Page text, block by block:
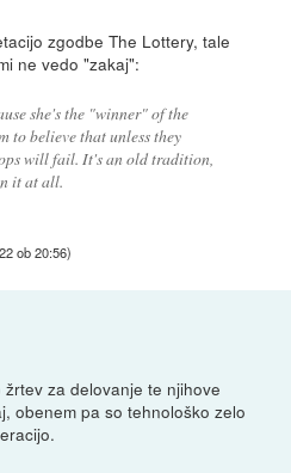
zgodbe The Lottery, tale
ne vedo "zakaj":
she's the "winner" of the
to believe that unless they
will fail. It's an old tradition,
it at all.
ob 20:56)
za delovanje te njihove
obenem pa so tehnološko zelo